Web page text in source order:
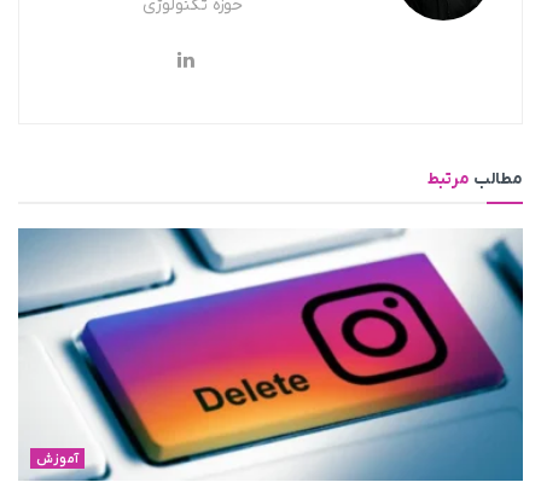
حوزه تکنولوژی
مطالب مرتبط
آموزش